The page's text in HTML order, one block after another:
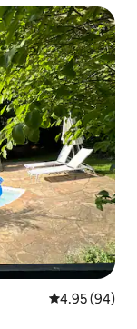
Calificación
4.95 (94)